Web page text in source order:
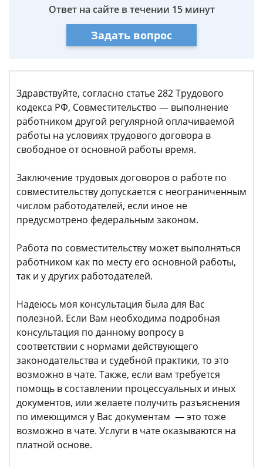
Ответ на сайте в течении 15 минут
Задать вопрос
Здравствуйте, согласно статье 282 Трудового
кодекса РФ, Совместительство — выполнение
работником другой регулярной оплачиваемой
работы на условиях трудового договора в
свободное от основной работы время.
Заключение трудовых договоров о работе по
совместительству допускается с неограниченным
числом работодателей, если иное не
предусмотрено федеральным законом.
Работа по совместительству может выполняться
работником как по месту его основной работы,
так и у других работодателей.
Надеюсь моя консультация была для Вас
полезной. Если Вам необходима подробная
консультация по данному вопросу в
соответствии с нормами действующего
законодательства и судебной практики, то это
возможно в чате. Также, если вам требуется
помощь в составлении процессуальных и иных
документов, или желаете получить разъяснения
по имеющимся у Вас документам — это тоже
возможно в чате. Услуги в чате оказываются на
платной основе.